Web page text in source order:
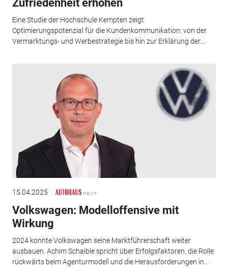
Zufriedenheit erhöhen
Eine Studie der Hochschule Kempten zeigt
Optimierungspotenzial für die Kundenkommunikation: von der
Vermarktungs- und ­Werbestrategie bis hin zur Erklärung der...
15.04.2025
Volkswagen: Modelloffensive mit
Wirkung
2024 konnte Volkswagen seine Marktführerschaft weiter
ausbauen. Achim Schaible spricht über Erfolgsfaktoren, die Rolle
rückwärts beim Agenturmodell und die Herausforderungen in...